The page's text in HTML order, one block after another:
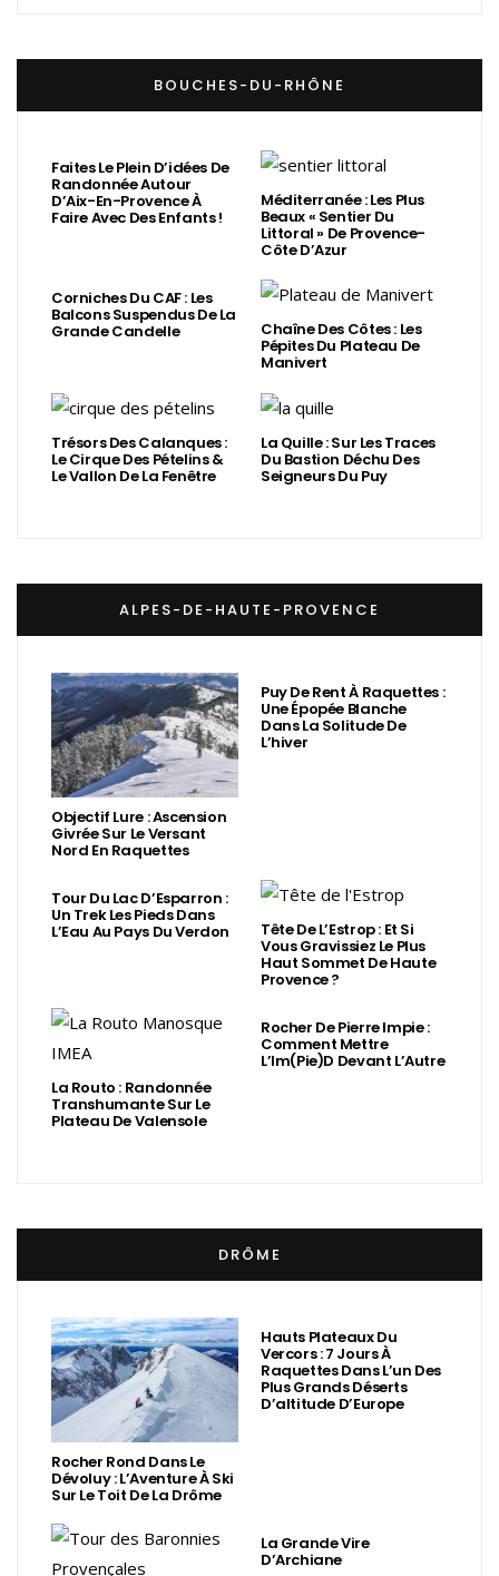
BOUCHES-DU-RHÔNE
Faites Le Plein D’idées De
Randonnée Autour
D’Aix-En-Provence À
Faire Avec Des Enfants !
Méditerranée : Les Plus
Beaux « Sentier Du
Littoral » De Provence-
Côte D’Azur
Corniches Du CAF : Les
Balcons Suspendus De La
Grande Candelle Chaîne Des Côtes : Les
Pépites Du Plateau De
Manivert
Trésors Des Calanques :
Le Cirque Des Pételins &
Le Vallon De La Fenêtre
La Quille : Sur Les Traces
Du Bastion Déchu Des
Seigneurs Du Puy
ALPES-DE-HAUTE-PROVENCE
Objectif Lure : Ascension
Givrée Sur Le Versant
Nord En Raquettes
Puy De Rent À Raquettes :
Une Épopée Blanche
Dans La Solitude De
L’hiver
Tour Du Lac D’Esparron :
Un Trek Les Pieds Dans
L’Eau Au Pays Du Verdon Tête De L’Estrop : Et Si
Vous Gravissiez Le Plus
Haut Sommet De Haute
Provence ?
La Routo : Randonnée
Transhumante Sur Le
Plateau De Valensole
Rocher De Pierre Impie :
Comment Mettre
L’Im(Pie)d Devant L’Autre
DRÔME
Rocher Rond Dans Le
Dévoluy : L’Aventure À Ski
Sur Le Toit De La Drôme
Hauts Plateaux Du
Vercors : 7 Jours À
Raquettes Dans L’un Des
Plus Grands Déserts
D’altitude D’Europe
La Grande Vire
D’Archiane